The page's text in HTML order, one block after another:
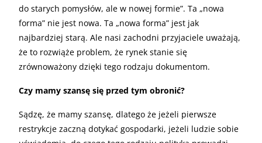
do starych pomysłów, ale w nowej formie”. Ta „nowa
forma” nie jest nowa. Ta „nowa forma” jest jak
najbardziej starą. Ale nasi zachodni przyjaciele uważają,
że to rozwiąże problem, że rynek stanie się
zrównoważony dzięki tego rodzaju dokumentom.
Czy mamy szansę się przed tym obronić?
Sądzę, że mamy szansę, dlatego że jeżeli pierwsze
restrykcje zaczną dotykać gospodarki, jeżeli ludzie sobie